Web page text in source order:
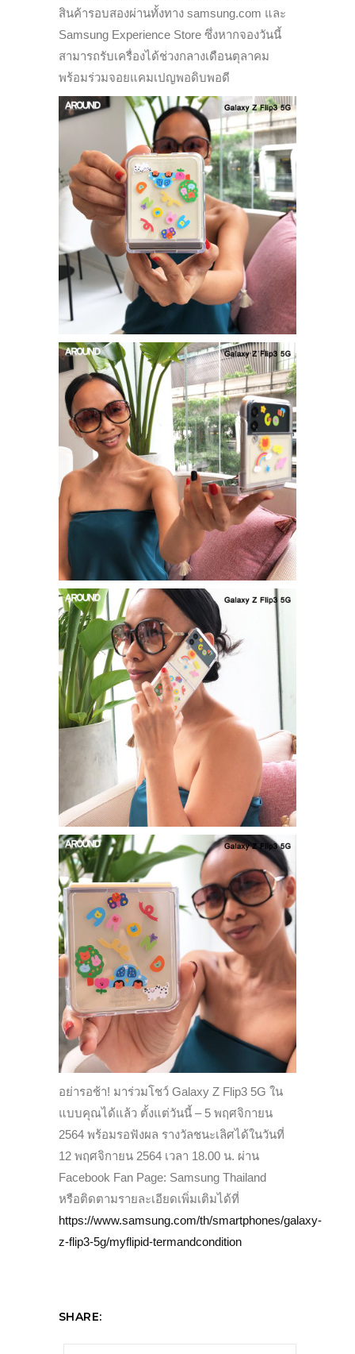
สินค้ารอบสองผ่านทั้งทาง samsung.com และ
Samsung Experience Store ซึ่งหากจองวันนี้
สามารถรับเครื่องได้ช่วงกลางเดือนตุลาคม
พร้อมร่วมจอยแคมเปญพอดิบพอดี
อย่ารอช้า! มาร่วมโชว์ Galaxy Z Flip3 5G ใน
แบบคุณได้แล้ว ตั้งแต่วันนี้ – 5 พฤศจิกายน
2564 พร้อมรอฟังผล รางวัลชนะเลิศได้ในวันที่
12 พฤศจิกายน 2564 เวลา 18.00 น. ผ่าน
Facebook Fan Page: Samsung Thailand
หรือติดตามรายละเอียดเพิ่มเติมได้ที่
https://www.samsung.com/th/smartphones/galaxy-
z-flip3-5g/myflipid-termandcondition
SHARE: